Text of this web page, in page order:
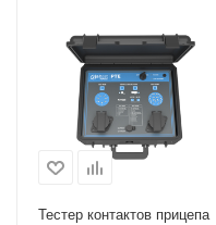
Тестер контактов прицепа